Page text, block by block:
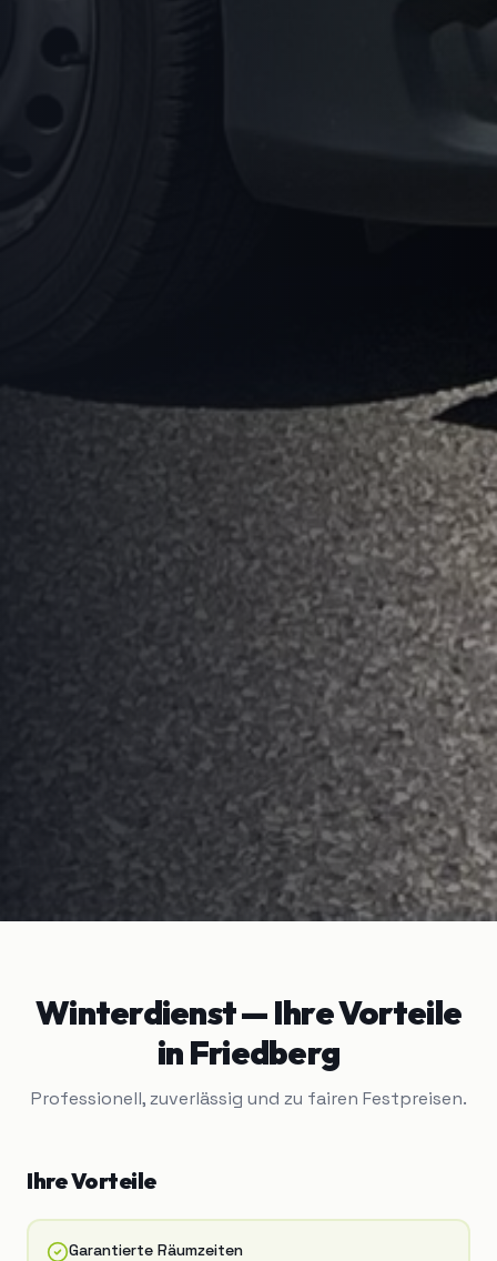
Winterdienst— Ihre Vorteile
inFriedberg
Professionell, zuverlässig und zu fairen Festpreisen.
Ihre Vorteile
Garantierte Räumzeiten